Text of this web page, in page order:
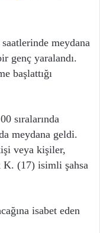
meydana
genç yaralandı.
başlattığı
sıralarında
meydana geldi.
veya kişiler,
K. (17) isimli şahsa
isabet eden